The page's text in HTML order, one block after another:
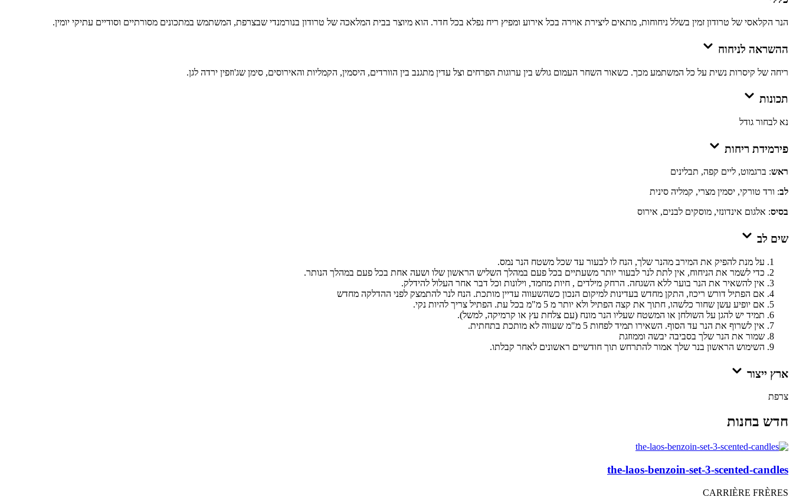
הנר הקלאסי של טרודון זמין בשלל ניחוחות, מתאים ליצירת אוירה בכל אירוע ומפיץ ריח נפלא בכל חדר. הוא מיוצר בבית המלאכה של טרודון בנורמנדי שבצרפת, המשתמש במתכונים מסורתיים וסודיים עתיקי יומין.
ההשראה לניחוח
ריחה של קיסרות נשית על כל המשתמע מכך. כשאור השחר העמום גולש בין ערוגות הפרחים וצל עדין מתגנב בין הוורדים, היסמין, הקמליות והאירוסים, סימן שג'וזפין ירדה לגן.
תכונות
נא לבחור גודל
פירמידת ריחות
ראש: ברגמוט, ליים קפה, תבלינים
לב: ורד טורקי, יסמין מצרי, קמליה סינית
בסיס: אלגום אינדונזי, מוסקים לבנים, אירוס
שים לב
על מנת להפיק את המירב מהנר שלך, הנח לו לבעור עד שכל משטח הנר נמס.
כדי לשמר את הניחוח, אין לתת לנר לבעור יותר משעתיים בכל פעם במהלך השליש הראשון שלו ושעה אחת בכל פעם במהלך הנותר.
אין להשאיר את הנר בוער ללא השגחה. הרחק מילדים , חיות מחמד, וילונות וכל דבר אחר העלול להידלק.
אם הפתיל דורש ריכוז, התקן מחדש בעדינות למיקום הנכון כשהשעווה עדיין מותכת. הנח לנר להתמצק לפני ההדלקה מחדש
אם יופיע עשן שחור כלשהו, חתוך את קצה הפתיל ולא יותר מ 5 מ"מ בכל עת. הפתיל צריך להיות נקי.
תמיד יש להגן על השולחן או המשטח שעליו הנר מונח (עם צלחת עץ או קרמיקה, למשל).
אין לשרוף את הנר עד הסוף. השאירו תמיד לפחות 5 מ"מ שעווה לא מותכת בתחתית.
שמור את הנר שלך בסביבה יבשה וממוזגת
השימוש הראשון בנר שלך אמור להתרחש תוך חודשיים ראשונים לאחר קבלתו.
ארץ ייצור
צרפת
חדש בחנות
the-laos-benzoin-set-3-scented-candles
CARRIÈRE FRÈRES